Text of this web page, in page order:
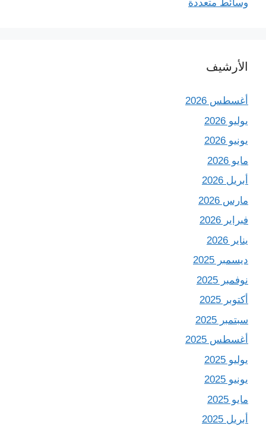
وسائط متعددة
الأرشيف
أغسطس 2026
يوليو 2026
يونيو 2026
مايو 2026
أبريل 2026
مارس 2026
فبراير 2026
يناير 2026
ديسمبر 2025
نوفمبر 2025
أكتوبر 2025
سبتمبر 2025
أغسطس 2025
يوليو 2025
يونيو 2025
مايو 2025
أبريل 2025